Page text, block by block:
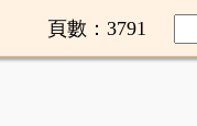
頁數：3791